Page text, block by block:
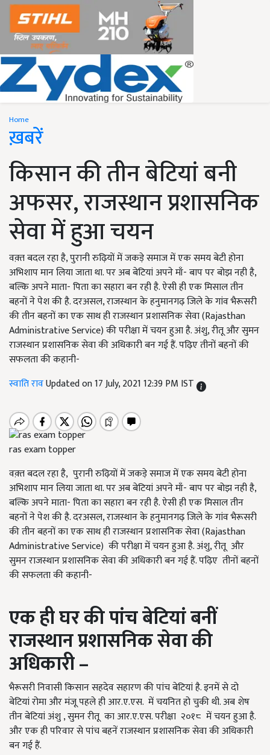
Home
ख़बरें
किसान की तीन बेटियां बनी
अफसर, राजस्थान प्रशासनिक
सेवा में हुआ चयन
वक़्त बदल रहा है, पुरानी रुढ़ियों में जकड़े समाज में एक समय बेटी होना
अभिशाप मान लिया जाता था. पर अब बेटियां अपने माँ- बाप पर बोझ नही है,
बल्कि अपने माता- पिता का सहारा बन रही है. ऐसी ही एक मिसाल तीन
बहनों ने पेश की है. दरअसल, राजस्थान के हनुमानगढ़ जिले के गांव भैरूसरी
की तीन बहनों का एक साथ ही राजस्थान प्रशासनिक सेवा (Rajasthan
Administrative Service) की परीक्षा में चयन हुआ है. अंशु, रीतू और सुमन
राजस्थान प्रशासनिक सेवा की अधिकारी बन गई हैं. पढ़िए तीनों बहनों की
सफलता की कहानी-
स्वाति रावUpdated on 17 July, 2021 12:39 PM IST
ras exam topper
वक़्त बदल रहा है, पुरानी रुढ़ियों में जकड़े समाज में एक समय बेटी होना
अभिशाप मान लिया जाता था. पर अब बेटियां अपने माँ- बाप पर बोझ नही है,
बल्कि अपने माता- पिता का सहारा बन रही है. ऐसी ही एक मिसाल तीन
बहनों ने पेश की है. दरअसल, राजस्थान के हनुमानगढ़ जिले के गांव भैरूसरी
की तीन बहनों का एक साथ ही राजस्थान प्रशासनिक सेवा (Rajasthan
Administrative Service) की परीक्षा में चयन हुआ है. अंशु, रीतू और
सुमन राजस्थान प्रशासनिक सेवा की अधिकारी बन गई हैं. पढ़िए तीनों बहनों
की सफलता की कहानी-
एक ही घर की पांच बेटियां बनीं
राजस्थान प्रशासनिक सेवा की
अधिकारी –
भैरूसरी निवासी किसान सहदेव सहारण की पांच बेटियां है. इनमें से दो
बेटियां रोमा और मंजू पहले ही आर.ए.एस. में चयनित हो चुकी थी. अब शेष
तीन बेटियां अंशु , सुमन रीतू का आर.ए.एस. परीक्षा २०१८ में चयन हुआ है.
और एक ही परिवार से पांच बहनें राजस्थान प्रशासनिक सेवा की अधिकारी
बन गई हैं.